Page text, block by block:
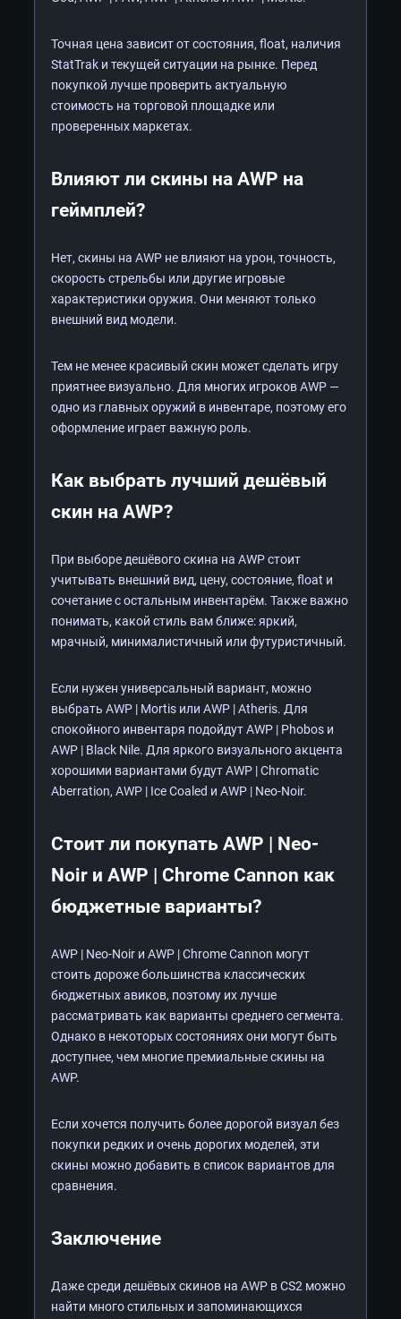
Точная цена зависит от состояния, float, наличия
StatTrak и текущей ситуации на рынке. Перед
покупкой лучше проверить актуальную
стоимость на торговой площадке или
проверенных маркетах.
Влияют ли скины на AWP на
геймплей?
Нет, скины на AWP не влияют на урон, точность,
скорость стрельбы или другие игровые
характеристики оружия. Они меняют только
внешний вид модели.
Тем не менее красивый скин может сделать игру
приятнее визуально. Для многих игроков AWP —
одно из главных оружий в инвентаре, поэтому его
оформление играет важную роль.
Как выбрать лучший дешёвый
скин на AWP?
При выборе дешёвого скина на AWP стоит
учитывать внешний вид, цену, состояние, float и
сочетание с остальным инвентарём. Также важно
понимать, какой стиль вам ближе: яркий,
мрачный, минималистичный или футуристичный.
Если нужен универсальный вариант, можно
выбрать AWP | Mortis или AWP | Atheris. Для
спокойного инвентаря подойдут AWP | Phobos и
AWP | Black Nile. Для яркого визуального акцента
хорошими вариантами будут AWP | Chromatic
Aberration, AWP | Ice Coaled и AWP | Neo-Noir.
Стоит ли покупать AWP | Neo-
Noir и AWP | Chrome Cannon как
бюджетные варианты?
AWP | Neo-Noir и AWP | Chrome Cannon могут
стоить дороже большинства классических
бюджетных авиков, поэтому их лучше
рассматривать как варианты среднего сегмента.
Однако в некоторых состояниях они могут быть
доступнее, чем многие премиальные скины на
AWP.
Если хочется получить более дорогой визуал без
покупки редких и очень дорогих моделей, эти
скины можно добавить в список вариантов для
сравнения.
Заключение
Даже среди дешёвых скинов на AWP в CS2 можно
найти много стильных и запоминающихся